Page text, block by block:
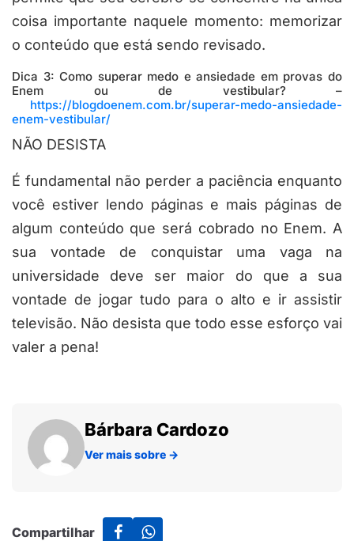
coisa importante naquele momento: memorizar
o conteúdo que está sendo revisado.
Dica 3: Como superar medo e ansiedade em provas do
Enem ou de vestibular? –
https://blogdoenem.com.br/superar-medo-ansiedade-
enem-vestibular/
NÃO DESISTA
É fundamental não perder a paciência enquanto
você estiver lendo páginas e mais páginas de
algum conteúdo que será cobrado no Enem. A
sua vontade de conquistar uma vaga na
universidade deve ser maior do que a sua
vontade de jogar tudo para o alto e ir assistir
televisão. Não desista que todo esse esforço vai
valer a pena!
Bárbara Cardozo
Ver mais sobre →
Compartilhar